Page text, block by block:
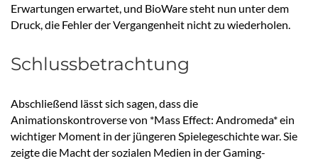
Erwartungen erwartet, und BioWare steht nun unter dem
Druck, die Fehler der Vergangenheit nicht zu wiederholen.
Schlussbetrachtung
Abschließend lässt sich sagen, dass die
Animationskontroverse von *Mass Effect: Andromeda* ein
wichtiger Moment in der jüngeren Spielegeschichte war. Sie
zeigte die Macht der sozialen Medien in der Gaming-